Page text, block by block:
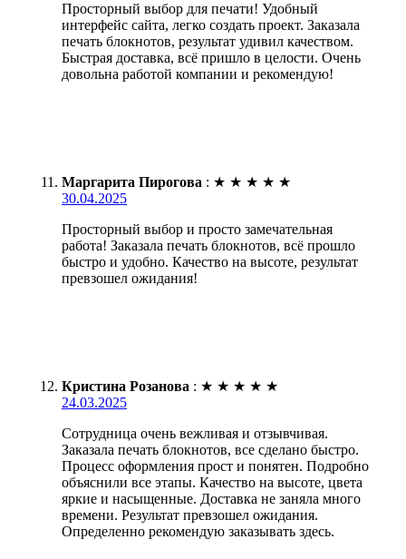
Просторный выбор для печати! Удобный
интерфейс сайта, легко создать проект. Заказала
печать блокнотов, результат удивил качеством.
Быстрая доставка, всё пришло в целости. Очень
довольна работой компании и рекомендую!
Маргарита Пирогова : ★ ★ ★ ★ ★
30.04.2025
Просторный выбор и просто замечательная
работа! Заказала печать блокнотов, всё прошло
быстро и удобно. Качество на высоте, результат
превзошел ожидания!
Кристина Розанова : ★ ★ ★ ★ ★
24.03.2025
Сотрудница очень вежливая и отзывчивая.
Заказала печать блокнотов, все сделано быстро.
Процесс оформления прост и понятен. Подробно
объяснили все этапы. Качество на высоте, цвета
яркие и насыщенные. Доставка не заняла много
времени. Результат превзошел ожидания.
Определенно рекомендую заказывать здесь.